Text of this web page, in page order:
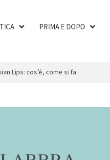
PRIMA E DOPO
Lips: cos’è, come si fa